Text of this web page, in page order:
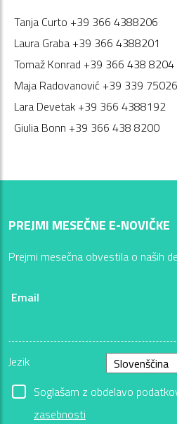
Tanja Curto +39 366 4388206
Laura Graba +39 366 4388201
Tomaž Konrad +39 366 438 8204
Maja Radovanović +39 339
Lara Devetak +39 366 4388192
Giulia Bonn +39 366 438 8200
PREJMI MESEČNE E-NOVIČKE
Prejmi mesečna obvestila o naših
Email
Jezik
Soglašam z obdelavo
zasebnosti